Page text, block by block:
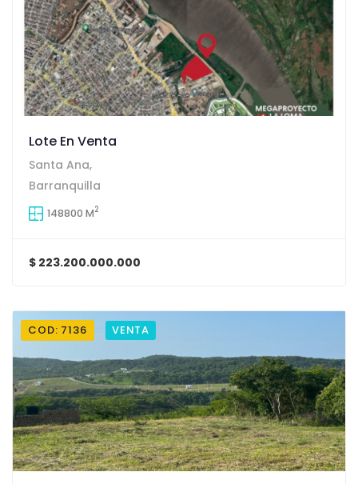
Lote En Venta
Santa Ana,
Barranquilla
148800 M2
$ 223.200.000.000
COD: 7136 VENTA